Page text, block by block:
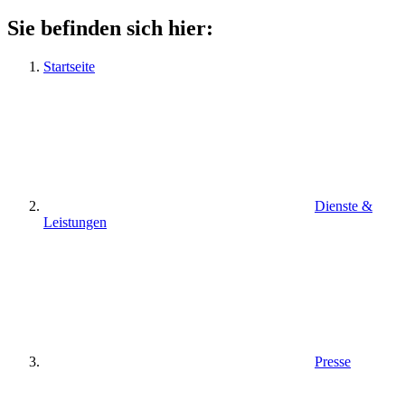
Sie befinden sich hier:
Startseite
Dienste &
Leistungen
Presse